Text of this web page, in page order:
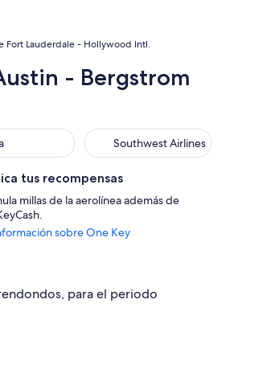
Fort Lauderdale - Hollywood Intl.
- Bergstrom
Southwest Airlines
Southwest Airlines
tus recompensas
millas de la aerolínea además de
sobre One Key
para el periodo